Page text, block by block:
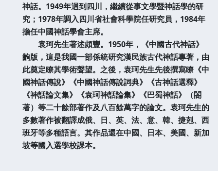
神話。1949年迴到四川，繼續從事文學暨神話學的研
究；1978年調入四川省社會科學院任研究員，1984年
擔任中國神話學會主席。
袁珂先生著述頗豐。1950年，《中國古代神話》
齣版，這是我國一部係統研究漢民族古代神話專著，由
此奠定瞭其學術聲望。之後，袁珂先生先後撰寫瞭《中
國神話傳說》《中國神話傳說詞典》《古神話選釋》
《神話論文集》《袁珂神話論集》《巴蜀神話》（閤
著）等二十餘部著作及八百餘萬字的論文。袁珂先生的
多數著作被翻譯成俄、日、英、法、意、韓、捷剋、西
班牙等多種語言。其作品還在中國、日本、美國、新加
坡等國入選學校課本。